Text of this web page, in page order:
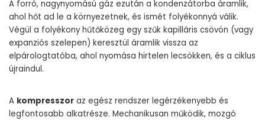
A forró, nagynyomású gáz ezután a kondenzátorba áramlik,
ahol hőt ad le a környezetnek, és ismét folyékonnyá válik.
Végül a folyékony hűtőközeg egy szűk kapilláris csövön (vagy
expanziós szelepen) keresztül áramlik vissza az
elpárologtatóba, ahol nyomása hirtelen lecsökken, és a ciklus
újraindul.
A kompresszor az egész rendszer legérzékenyebb és
legfontosabb alkatrésze. Mechanikusan működik, mozgó